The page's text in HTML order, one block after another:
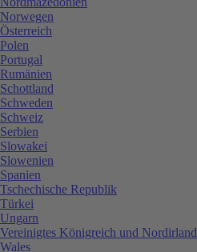
Norwegen
Österreich
Polen
Portugal
Rumänien
Schottland
Schweden
Schweiz
Serbien
Slowakei
Slowenien
Spanien
Tschechische Republik
Türkei
Ungarn
Vereinigtes Königreich und Nordirland
Wales